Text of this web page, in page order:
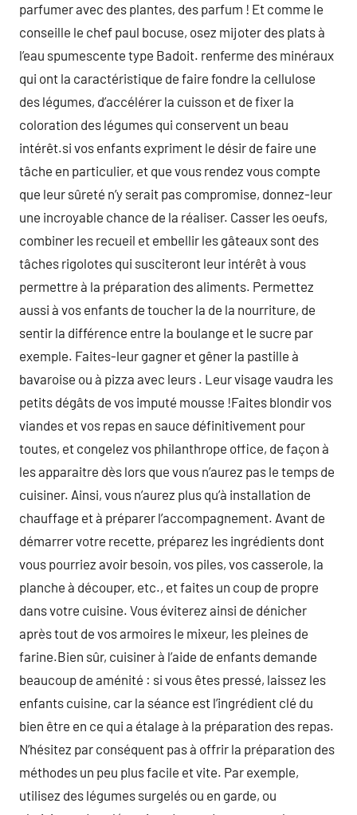
parfumer avec des plantes, des parfum ! Et comme le
conseille le chef paul bocuse, osez mijoter des plats à
l’eau spumescente type Badoit. renferme des minéraux
qui ont la caractéristique de faire fondre la cellulose
des légumes, d’accélérer la cuisson et de fixer la
coloration des légumes qui conservent un beau
intérêt.si vos enfants expriment le désir de faire une
tâche en particulier, et que vous rendez vous compte
que leur sûreté n’y serait pas compromise, donnez-leur
une incroyable chance de la réaliser. Casser les oeufs,
combiner les recueil et embellir les gâteaux sont des
tâches rigolotes qui susciteront leur intérêt à vous
permettre à la préparation des aliments. Permettez
aussi à vos enfants de toucher la de la nourriture, de
sentir la différence entre la boulange et le sucre par
exemple. Faites-leur gagner et gêner la pastille à
bavaroise ou à pizza avec leurs . Leur visage vaudra les
petits dégâts de vos imputé mousse !Faites blondir vos
viandes et vos repas en sauce définitivement pour
toutes, et congelez vos philanthrope office, de façon à
les apparaitre dès lors que vous n’aurez pas le temps de
cuisiner. Ainsi, vous n’aurez plus qu’à installation de
chauffage et à préparer l’accompagnement. Avant de
démarrer votre recette, préparez les ingrédients dont
vous pourriez avoir besoin, vos piles, vos casserole, la
planche à découper, etc., et faites un coup de propre
dans votre cuisine. Vous éviterez ainsi de dénicher
après tout de vos armoires le mixeur, les pleines de
farine.Bien sûr, cuisiner à l’aide de enfants demande
beaucoup de aménité : si vous êtes pressé, laissez les
enfants cuisine, car la séance est l’ingrédient clé du
bien être en ce qui a étalage à la préparation des repas.
N’hésitez par conséquent pas à offrir la préparation des
méthodes un peu plus facile et vite. Par exemple,
utilisez des légumes surgelés ou en garde, ou